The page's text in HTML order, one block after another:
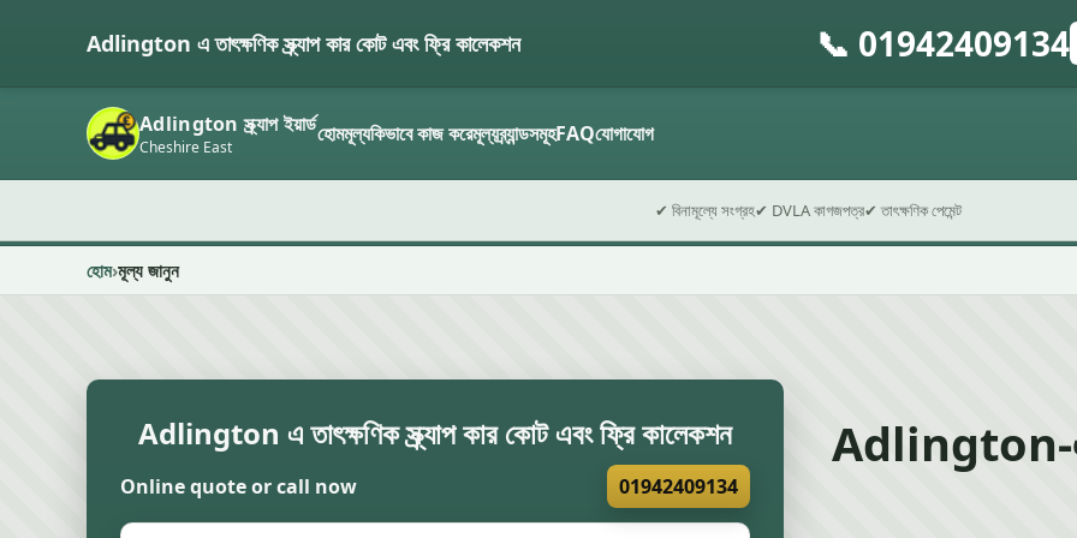
Adlington এ তাৎক্ষণিক স্ক্র্যাপ কার কোট এবং ফ্রি কালেকশন 📞 01942409134
Adlington স্ক্র্যাপ ইয়ার্ড
Cheshire East হোমমূল্যকিভাবে কাজ করেমূল্যব্র্যান্ডসমূহFAQযোগাযোগ
✔ বিনামূল্যে সংগ্রহ✔ DVLA কাগজপত্র✔ তাৎক্ষণিক পেমেন্ট
হোম মূল্য জানুন
Adlington এ তাৎক্ষণিক স্ক্র্যাপ কার কোট এবং ফ্রি কালেকশন
Online quote or call now 01942409134
Adlington-এ